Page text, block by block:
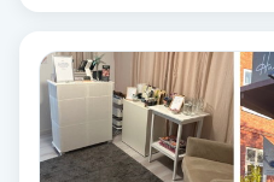
Fettreducering
Fibromassage
Fillers